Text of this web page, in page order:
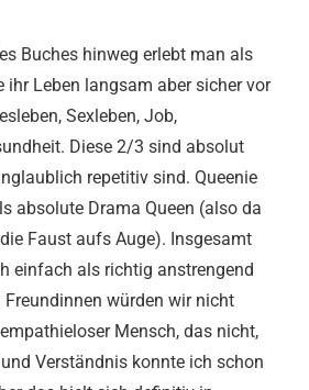
Buches hinweg erlebt man als
ihr Leben langsam aber sicher vor
Sexleben, Job,
Diese 2/3 sind absolut
repetitiv sind. Queenie
absolute Drama Queen (also da
Faust aufs Auge). Insgesamt
einfach als richtig anstrengend
würden wir nicht
Mensch, das nicht,
Verständnis konnte ich schon